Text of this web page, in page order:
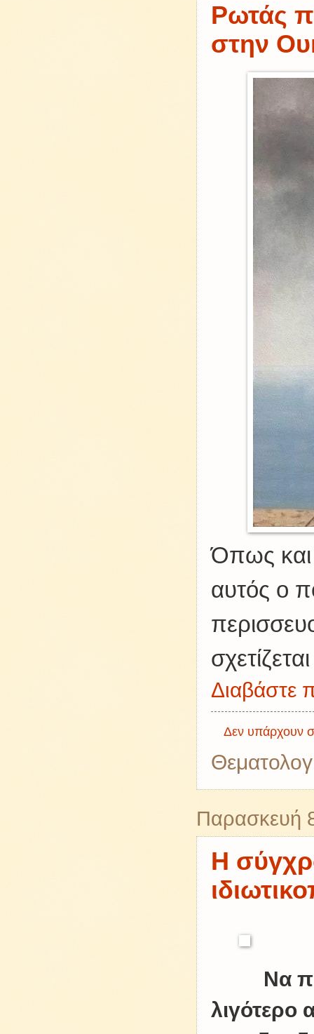
Ρωτάς
στην
Όπως και
αυτός ο
Διαβάστε
Δεν υπάρχουν
Παρασκευή
Η
Να
λιγότερο